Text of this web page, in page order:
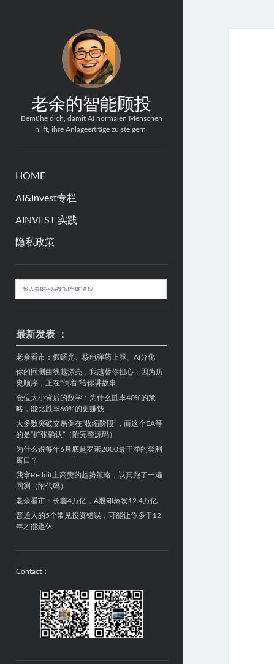
老余的智能顾投
Bemühe dich, damit AI normalen Menschen
hilft, ihre Anlageerträge zu steigern.
HOME
AI&Invest专栏
AINVEST 实践
隐私政策
Sidebar
最新发表 ：
老余看市：假曙光、核电弹药上膛、AI分化
你的回测曲线越漂亮，我越替你担心：因为历
史顺序，正在“倒着”给你讲故事
仓位大小背后的数学：为什么胜率40%的策
略，能比胜率60%的更赚钱
大多数突破交易倒在“收缩阶段”，而这个EA等
的是“扩张确认”（附完整源码）
为什么说每年6月底是罗素2000最干净的套利
窗口？
我拿Reddit上高赞的趋势策略，认真跑了一遍
回测（附代码）
老余看市：长鑫4万亿，A股却蒸发12.4万亿
普通人的5个常见投资错误，可能让你多干12
年才能退休
Contact：